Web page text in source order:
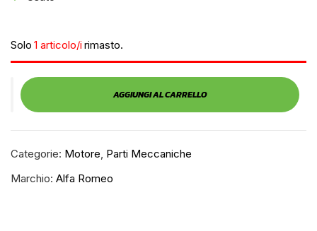
Solo 1 articolo/i rimasto.
AGGIUNGI AL CARRELLO
Categorie: Motore Parti Meccaniche
Marchio: Alfa Romeo